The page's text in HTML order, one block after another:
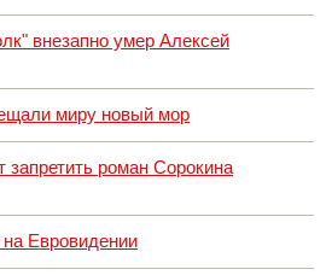
внезапно умер Алексей
миру новый мор
роман Сорокина
Евровидении